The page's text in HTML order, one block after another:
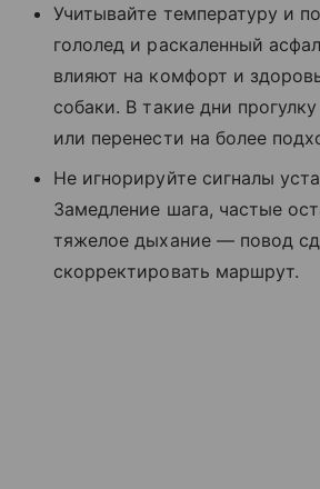
Учитывайте температуру и
гололед и раскаленный
влияют на комфорт и
собаки. В такие дни
или перенести на более
Не игнорируйте сигналы
Замедление шага, частые
тяжелое дыхание — повод
скорректировать маршрут.